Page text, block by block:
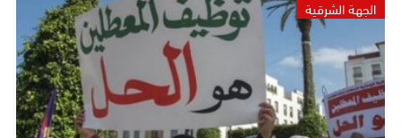
الجهة الشرقية